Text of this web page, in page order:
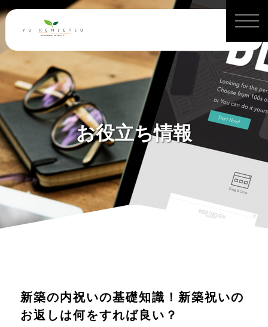
お役立ち情報
新築の内祝いの基礎知識！新築祝いの
お返しは何をすれば良い？